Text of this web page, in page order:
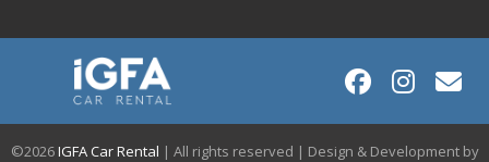
©2026IGFA Car Rental | All rights reserved | Design & Development by